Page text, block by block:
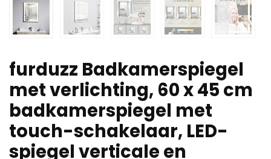
furduzz Badkamerspiegel
met verlichting, 60 x 45 cm
badkamerspiegel met
touch-schakelaar, LED-
spiegel verticale en